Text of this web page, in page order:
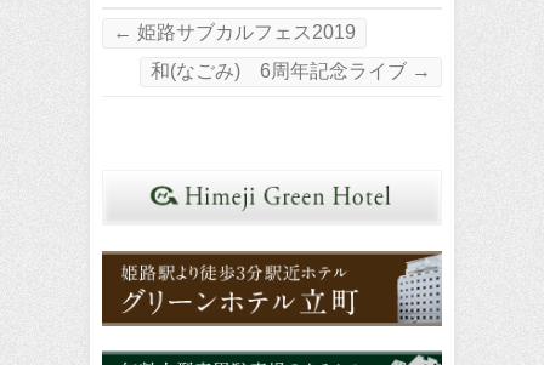
← 姫路サブカルフェス2019
和(なごみ) 6周年記念ライブ →